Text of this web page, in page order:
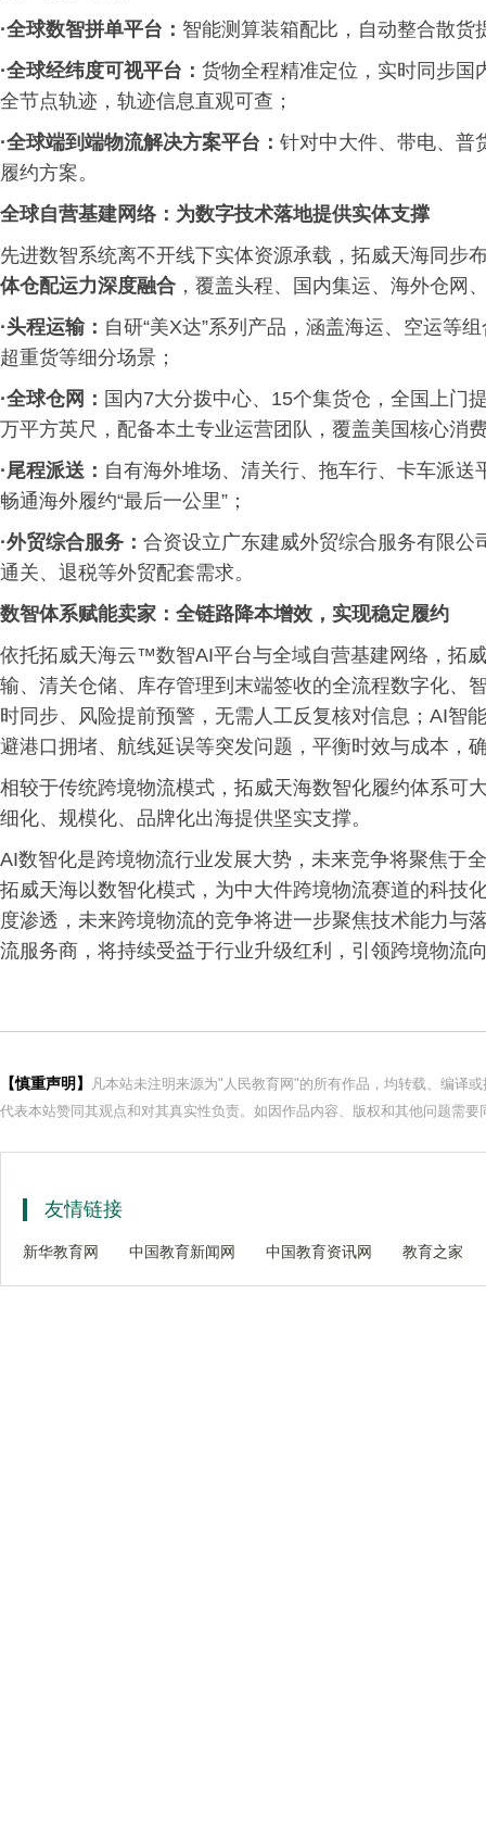
·全球数智拼单平台： 智能测算装箱配比，自动整合散
·全球经纬度可视平台： 货物全程精准定位，实时同步国
全节点轨迹，轨迹信息直观可查；
·全球端到端物流解决方案平台： 针对中大件、带电、普
履约方案。
全球自营基建网络：为数字技术落地提供实体支撑
先进数智系统离不开线下实体资源承载，拓威天海同步
体仓配运力深度融合 ，覆盖头程、国内集运、海外仓网
·头程运输： 自研“美X达”系列产品，涵盖海运、空运等
超重货等细分场景；
·全球仓网： 国内7大分拨中心、15个集货仓，全国上门
万平方英尺，配备本土专业运营团队，覆盖美国核心消
·尾程派送： 自有海外堆场、清关行、拖车行、卡车派
畅通海外履约“最后一公里”；
·外贸综合服务： 合资设立广东建威外贸综合服务有限公
通关、退税等外贸配套需求。
数智体系赋能卖家：全链路降本增效，实现稳定履约
依托拓威天海云™数智AI平台与全域自营基建网络，拓
输、清关仓储、库存管理到末端签收的全流程数字化、
时同步、风险提前预警，无需人工反复核对信息；AI智
避港口拥堵、航线延误等突发问题，平衡时效与成本，
相较于传统跨境物流模式，拓威天海数智化履约体系可
细化、规模化、品牌化出海提供坚实支撑。
AI数智化是跨境物流行业发展大势，未来竞争将聚焦于
拓威天海以数智化模式，为中大件跨境物流赛道的科技
度渗透，未来跨境物流的竞争将进一步聚焦技术能力与
流服务商，将持续受益于行业升级红利，引领跨境物流
【慎重声明】
凡本站未注明来源为"人民教育网"的所有作品，均转载、编译
代表本站赞同其观点和对其真实性负责。如因作品内容、版权和其他问题需
友情链接
新华教育网 中国教育新闻网 中国教育资讯网 教育之家